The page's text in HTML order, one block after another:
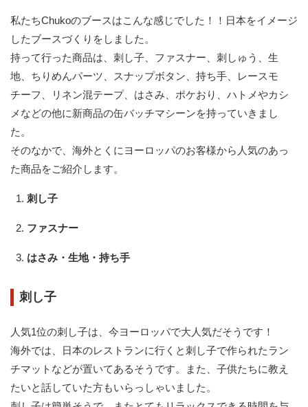
私たちChukoのブースはこんな感じでした！！日本をイメージ
したブースづくりをしました。
持って行った商品は、刺し子、ファスナー、刺しゅう、生
地、ちりめんパーツ、スナップボタン、持ち手、レースモ
チーフ、リネン混テープ、はさみ、ポケおり、ハトメやカシ
メなどの他に新商品の缶バッチマシーンを持っていきまし
た。
そのなかで、海外とくにヨーロッパのお客様から人気のあっ
た商品をご紹介します。
刺し子
ファスナー
はさみ・生地・持ち手
刺し子
人気1位の刺し子は、今ヨーロッパで大人気だそうです！
海外では、日本のレストランに行くと刺し子で作られたラン
チマットなどが置いてあるそうです。また、子供たちに教え
たいと話していた方もいらっしゃいました。